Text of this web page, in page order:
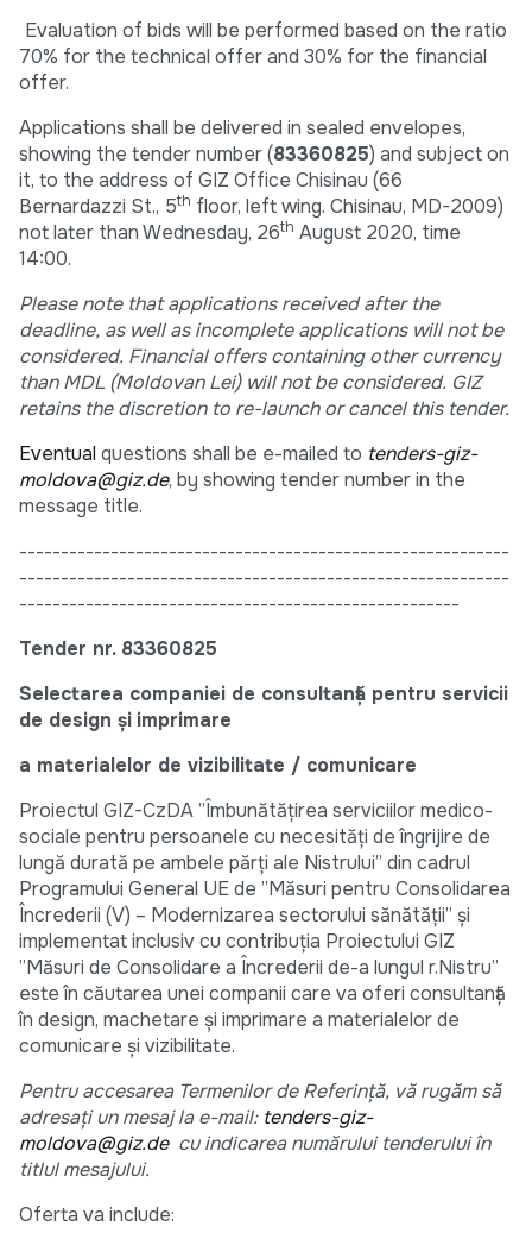
Evaluation of bids will be performed based on the ratio
70% for the technical offer and 30% for the financial
offer.
Applications shall be delivered in sealed envelopes,
showing the tender number (83360825) and subject on
it, to the address of GIZ Office Chisinau (66
Bernardazzi St., 5th floor, left wing. Chisinau, MD-2009)
not later than Wednesday, 26th August 2020, time
14:00.
Please note that applications received after the
deadline, as well as incomplete applications will not be
considered. Financial offers containing other currency
than MDL (Moldovan Lei) will not be considered. GIZ
retains the discretion to re-launch or cancel this tender.
Eventual questions shall be e-mailed to tenders-giz-
moldova@giz.de, by showing tender number in the
message title.
-----------------------------------------------------------
-----------------------------------------------------------
-----------------------------------------------------
Tender nr.83360825
Selectarea companiei de consultanță pentru servicii
de design și imprimare
a materialelor de vizibilitate / comunicare
Proiectul GIZ-CzDA ”Îmbunătățirea serviciilor medico-
sociale pentru persoanele cu necesități de îngrijire de
lungă durată pe ambele părți ale Nistrului” din cadrul
Programului General UE de ”Măsuri pentru Consolidarea
Încrederii (V) – Modernizarea sectorului sănătății” și
implementat inclusiv cu contribuția Proiectului GIZ
”Măsuri de Consolidare a Încrederii de-a lungul r.Nistru”
este în căutarea unei companii care va oferi consultanță
în design, machetare și imprimare a materialelor de
comunicare și vizibilitate.
Pentru accesarea Termenilor de Referință, vă rugăm să
adresați un mesaj la e-mail: tenders-giz-
moldova@giz.decu indicarea numărului tenderului în
titlul mesajului.
Oferta va include: